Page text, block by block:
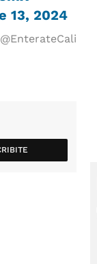
13, 2024
@EnterateCali